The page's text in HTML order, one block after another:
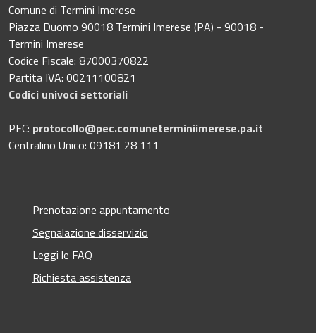
Comune di Termini Imerese
Piazza Duomo 90018 Termini Imerese (PA) - 90018 -
Termini Imerese
Codice Fiscale: 87000370822
Partita IVA: 00211100821
Codici univoci settoriali
PEC: protocollo@pec.comuneterminiimerese.pa.it
Centralino Unico: 09181 28 111
Prenotazione appuntamento
Segnalazione disservizio
Leggi le FAQ
Richiesta assistenza